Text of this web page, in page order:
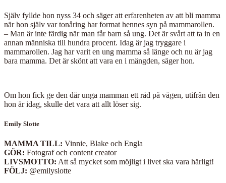
Själv fyllde hon nyss 34 och säger att erfarenheten av att bli mamma
när hon själv var tonåring har format hennes syn på mammarollen.
– Man är inte färdig när man får barn så ung. Det är svårt att ta in en
annan människa till hundra procent. Idag är jag tryggare i
mammarollen. Jag har varit en ung mamma så länge och nu är jag
bara mamma. Det är skönt att vara en i mängden, säger hon.
Om hon fick ge den där unga mamman ett råd på vägen, utifrån den
hon är idag, skulle det vara att allt löser sig.
Emily Slotte
MAMMA TILL: Vinnie, Blake och Engla
GÖR: Fotograf och content creator
LIVSMOTTO: Att så mycket som möjligt i livet ska vara härligt!
FÖLJ: @emilyslotte